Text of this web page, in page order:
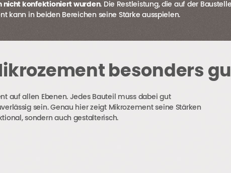
nicht konfektioniert wurden. Die Restleistung, die auf der
kann in beiden Bereichen seine Stärke ausspielen.
besonders
auf allen Ebenen. Jedes Bauteil muss dabei gut
sein. Genau hier zeigt Mikrozement seine Stärken
sondern auch gestalterisch.